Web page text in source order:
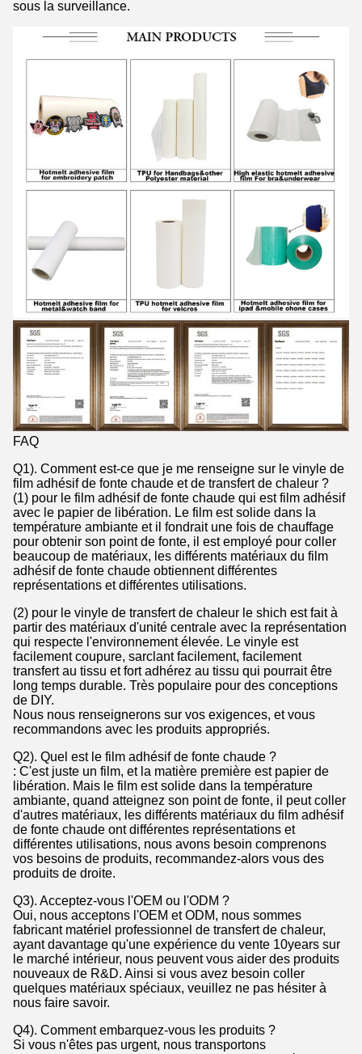
sous la surveillance.
FAQ
Q1). Comment est-ce que je me renseigne sur le vinyle de
film adhésif de fonte chaude et de transfert de chaleur ?
(1) pour le film adhésif de fonte chaude qui est film adhésif
avec le papier de libération. Le film est solide dans la
température ambiante et il fondrait une fois de chauffage
pour obtenir son point de fonte, il est employé pour coller
beaucoup de matériaux, les différents matériaux du film
adhésif de fonte chaude obtiennent différentes
représentations et différentes utilisations.
(2) pour le vinyle de transfert de chaleur le shich est fait à
partir des matériaux d'unité centrale avec la représentation
qui respecte l'environnement élevée. Le vinyle est
facilement coupure, sarclant facilement, facilement
transfert au tissu et fort adhérez au tissu qui pourrait être
long temps durable. Très populaire pour des conceptions
de DIY.
Nous nous renseignerons sur vos exigences, et vous
recommandons avec les produits appropriés.
Q2). Quel est le film adhésif de fonte chaude ?
: C'est juste un film, et la matière première est papier de
libération. Mais le film est solide dans la température
ambiante, quand atteignez son point de fonte, il peut coller
d'autres matériaux, les différents matériaux du film adhésif
de fonte chaude ont différentes représentations et
différentes utilisations, nous avons besoin comprenons
vos besoins de produits, recommandez-alors vous des
produits de droite.
Q3). Acceptez-vous l'OEM ou l'ODM ?
Oui, nous acceptons l'OEM et ODM, nous sommes
fabricant matériel professionnel de transfert de chaleur,
ayant davantage qu'une expérience du vente 10years sur
le marché intérieur, nous peuvent vous aider des produits
nouveaux de R&D. Ainsi si vous avez besoin coller
quelques matériaux spéciaux, veuillez ne pas hésiter à
nous faire savoir.
Q4). Comment embarquez-vous les produits ?
Si vous n'êtes pas urgent, nous transportons